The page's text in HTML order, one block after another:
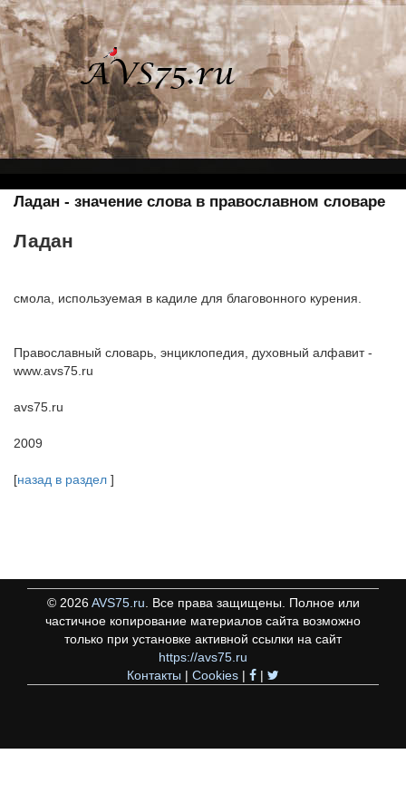
Ладан - значение слова в православном словаре
Ладан
смола, используемая в кадиле для благовонного курения.
Православный словарь, энциклопедия, духовный алфавит -
www.avs75.ru
avs75.ru
2009
[назад в раздел ]
© 2026 AVS75.ru . Все права защищены. Полное или
частичное копирование материалов сайта возможно
только при установке активной ссылки на сайт
https://avs75.ru
Контакты | Cookies | |